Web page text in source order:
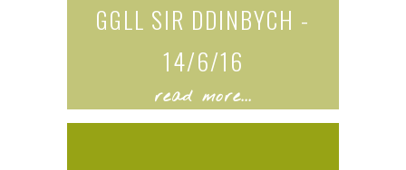
GGLL SIR DDINBYCH -
14/6/16
read more...